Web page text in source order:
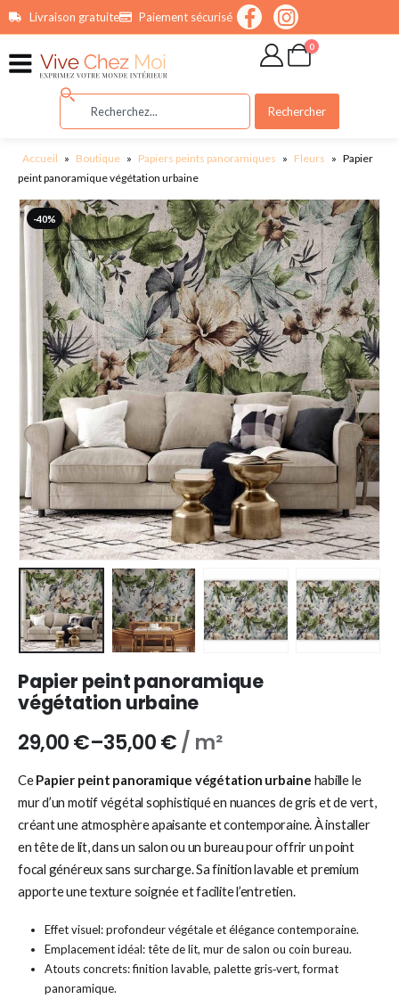
principalLivraison gratuite Paiement sécurisé
0
Rechercher
Accueil » Boutique » Papiers peints panoramiques » Fleurs » Papier
peint panoramique végétation urbaine
-40%
Papier peint panoramique
végétation urbaine
29,00€–35,00€/ m²
CePapier peint panoramique végétation urbaine habille le
mur d’un motif végétal sophistiqué en nuances de gris et de vert,
créant une atmosphère apaisante et contemporaine. À installer
en tête de lit, dans un salon ou un bureau pour offrir un point
focal généreux sans surcharge. Sa finition lavable et premium
apporte une texture soignée et facilite l’entretien.
Effet visuel: profondeur végétale et élégance contemporaine.
Emplacement idéal: tête de lit, mur de salon ou coin bureau.
Atouts concrets: finition lavable, palette gris‑vert, format
panoramique.